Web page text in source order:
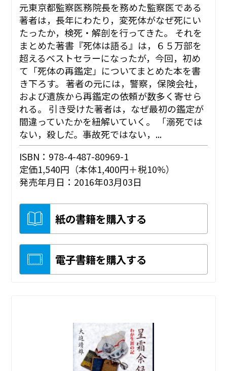
元東京都監察医務院長を務めた監察医である
著者は，長年にわたり，変死体がなぜ死にい
たったか，検死・解剖を行ってきた。 それを
まとめた著書『死体は語る』は，６５万部を
超えるベストセラーになったが，今回，初め
て「死体の再鑑定」についてまとめた本を書
き下ろす。 著者の元には，警察，保険会社，
および遺族から再鑑定の依頼が数多く寄せら
れる。 引き受けた著者は，なぜ最初の鑑定が
間違っていたかを紐解いていく。 「溺死では
ない，殺しだ。事故死ではない，...
ISBN：978-4-487-80969-1
定価1,540円（本体1,400円＋税10%）
発売年月日：2016年03月03日
紙の書籍を購入する
電子書籍を購入する